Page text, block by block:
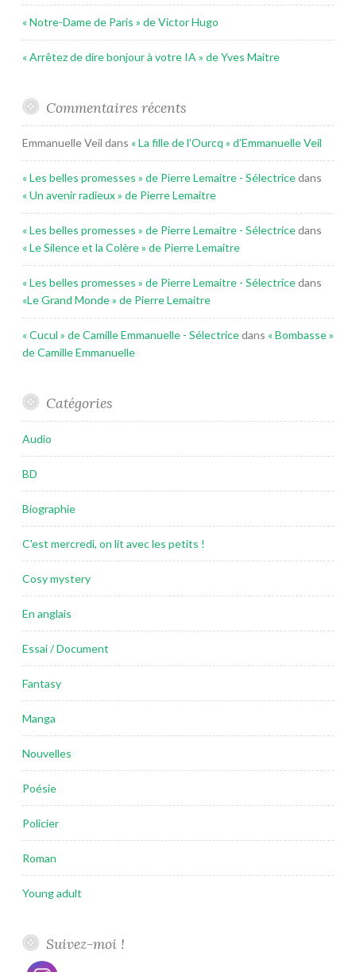
« Notre-Dame de Paris » de Victor Hugo
« Arrêtez de dire bonjour à votre IA » de Yves Maitre
Commentaires récents
Emmanuelle Veil dans « La fille de l’Ourcq » d’Emmanuelle Veil
« Les belles promesses » de Pierre Lemaitre - Sélectricedans
« Un avenir radieux » de Pierre Lemaitre
« Les belles promesses » de Pierre Lemaitre - Sélectricedans
« Le Silence et la Colère » de Pierre Lemaitre
« Les belles promesses » de Pierre Lemaitre - Sélectricedans
«Le Grand Monde » de Pierre Lemaitre
« Cucul » de Camille Emmanuelle - Sélectricedans « Bombasse »
de Camille Emmanuelle
Catégories
Audio
BD
Biographie
C'est mercredi, on lit avec les petits !
Cosy mystery
En anglais
Essai / Document
Fantasy
Manga
Nouvelles
Poésie
Policier
Roman
Young adult
Suivez-moi !